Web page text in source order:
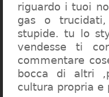
riguardo i tuoi
gas o
stupide. tu lo
vendesse ti
commentare
bocca di altri
cultura propria e